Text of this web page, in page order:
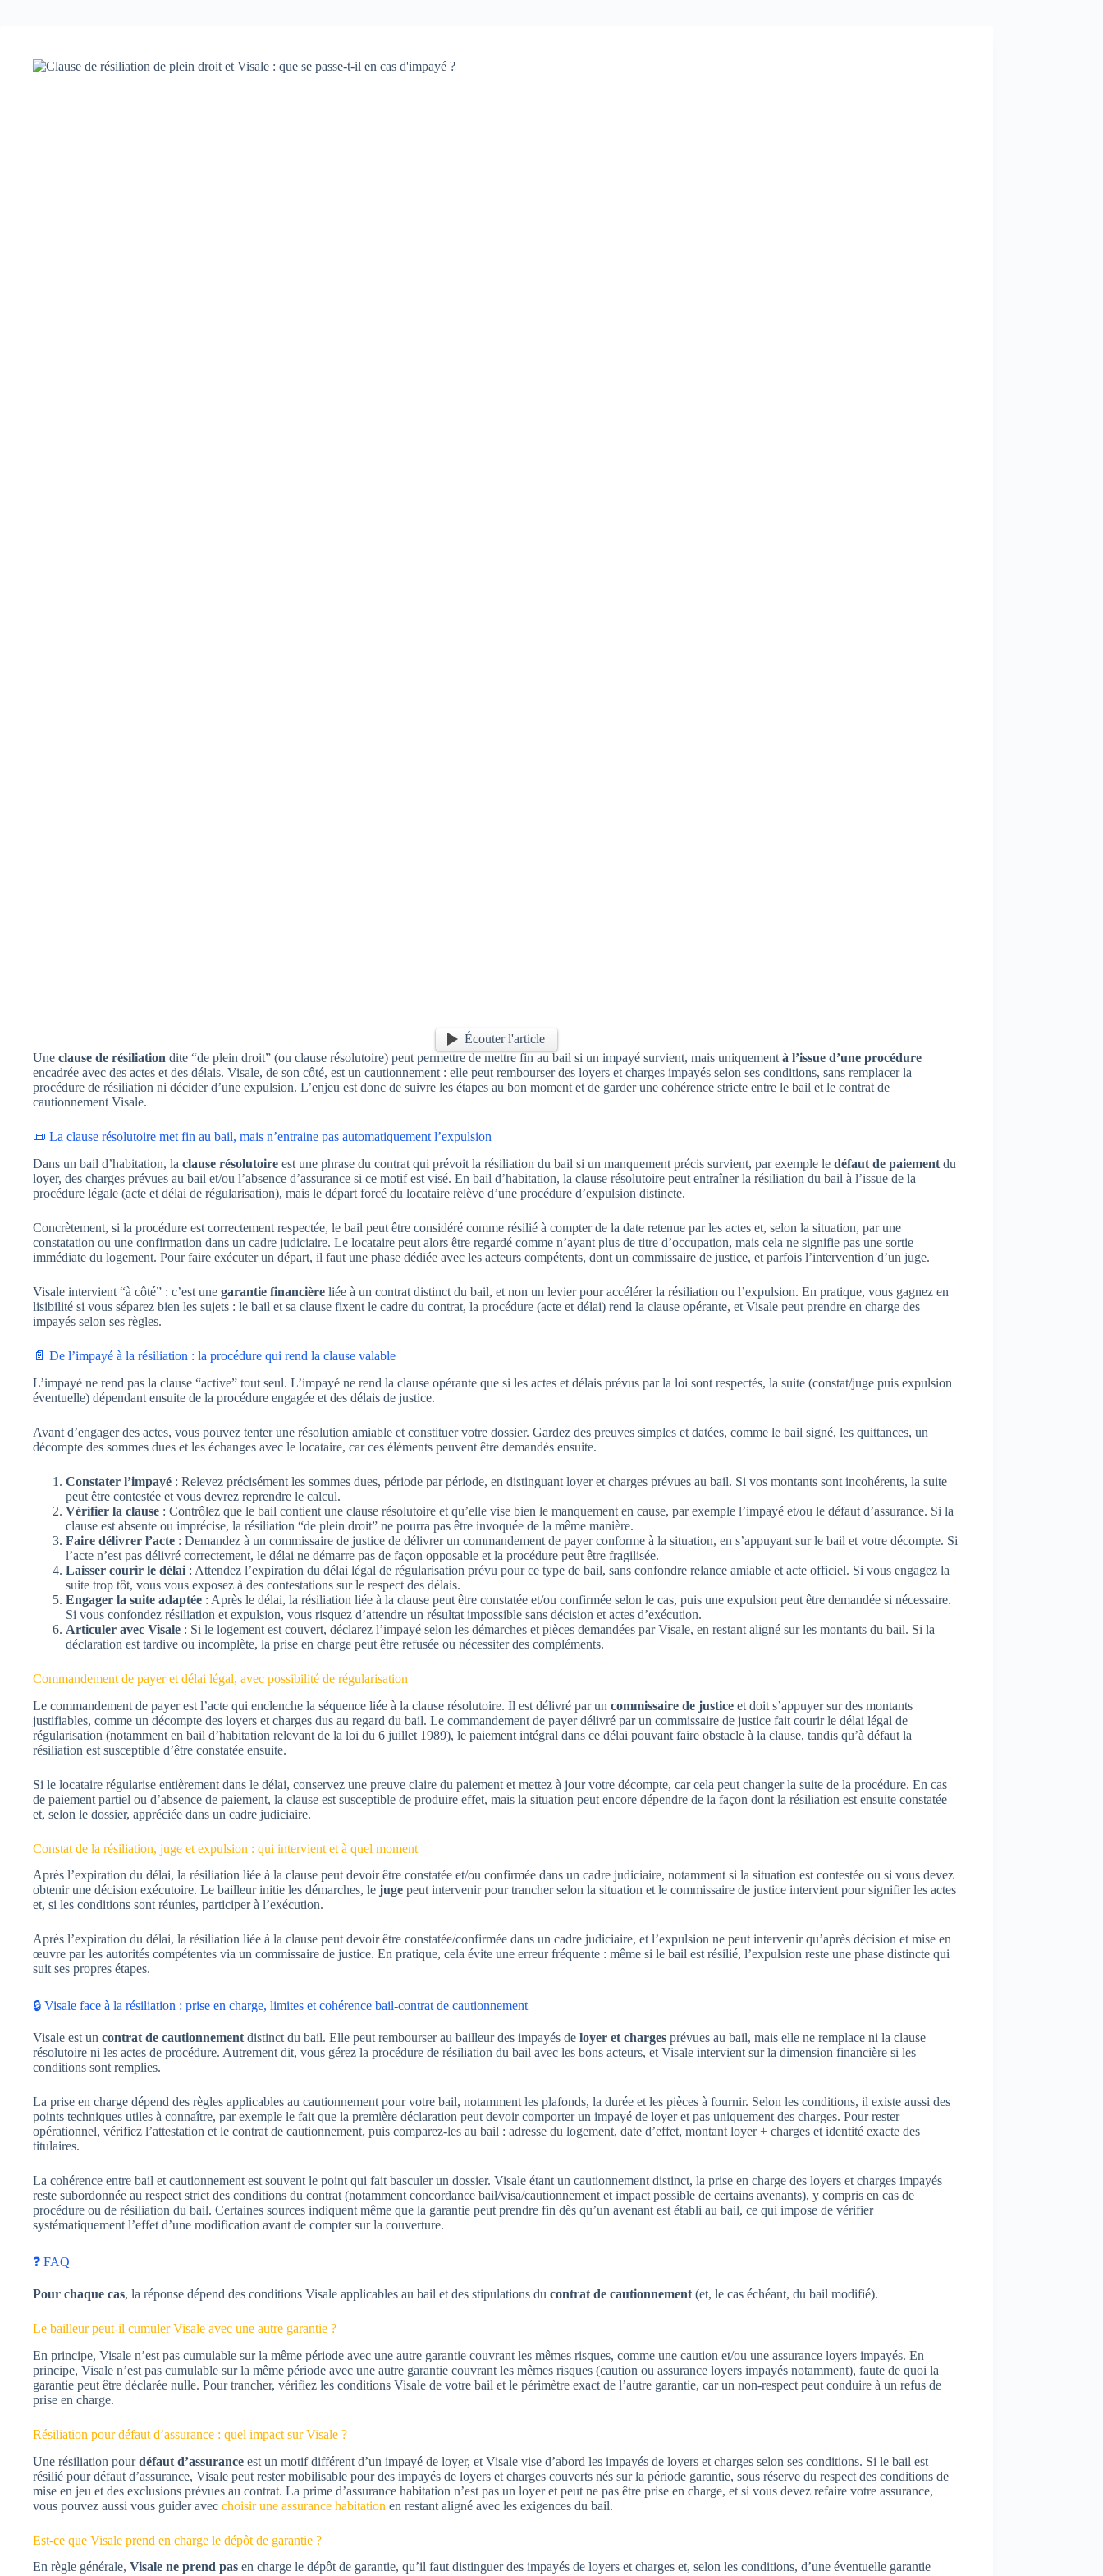
Écouter l'article
Une clause de résiliation dite “de plein droit” (ou clause résolutoire) peut permettre de mettre fin au bail si un impayé survient, mais uniquement à l’issue d’une procédure
encadrée avec des actes et des délais. Visale, de son côté, est un cautionnement : elle peut rembourser des loyers et charges impayés selon ses conditions, sans remplacer la
procédure de résiliation ni décider d’une expulsion. L’enjeu est donc de suivre les étapes au bon moment et de garder une cohérence stricte entre le bail et le contrat de
cautionnement Visale.
📜 La clause résolutoire met fin au bail, mais n’entraine pas automatiquement l’expulsion
Dans un bail d’habitation, la clause résolutoire est une phrase du contrat qui prévoit la résiliation du bail si un manquement précis survient, par exemple le défaut de paiement du
loyer, des charges prévues au bail et/ou l’absence d’assurance si ce motif est visé. En bail d’habitation, la clause résolutoire peut entraîner la résiliation du bail à l’issue de la
procédure légale (acte et délai de régularisation), mais le départ forcé du locataire relève d’une procédure d’expulsion distincte.
Concrètement, si la procédure est correctement respectée, le bail peut être considéré comme résilié à compter de la date retenue par les actes et, selon la situation, par une
constatation ou une confirmation dans un cadre judiciaire. Le locataire peut alors être regardé comme n’ayant plus de titre d’occupation, mais cela ne signifie pas une sortie
immédiate du logement. Pour faire exécuter un départ, il faut une phase dédiée avec les acteurs compétents, dont un commissaire de justice, et parfois l’intervention d’un juge.
Visale intervient “à côté” : c’est une garantie financière liée à un contrat distinct du bail, et non un levier pour accélérer la résiliation ou l’expulsion. En pratique, vous gagnez en
lisibilité si vous séparez bien les sujets : le bail et sa clause fixent le cadre du contrat, la procédure (acte et délai) rend la clause opérante, et Visale peut prendre en charge des
impayés selon ses règles.
📄 De l’impayé à la résiliation : la procédure qui rend la clause valable
L’impayé ne rend pas la clause “active” tout seul. L’impayé ne rend la clause opérante que si les actes et délais prévus par la loi sont respectés, la suite (constat/juge puis expulsion
éventuelle) dépendant ensuite de la procédure engagée et des délais de justice.
Avant d’engager des actes, vous pouvez tenter une résolution amiable et constituer votre dossier. Gardez des preuves simples et datées, comme le bail signé, les quittances, un
décompte des sommes dues et les échanges avec le locataire, car ces éléments peuvent être demandés ensuite.
Constater l’impayé : Relevez précisément les sommes dues, période par période, en distinguant loyer et charges prévues au bail. Si vos montants sont incohérents, la suite
peut être contestée et vous devrez reprendre le calcul.
Vérifier la clause : Contrôlez que le bail contient une clause résolutoire et qu’elle vise bien le manquement en cause, par exemple l’impayé et/ou le défaut d’assurance. Si la
clause est absente ou imprécise, la résiliation “de plein droit” ne pourra pas être invoquée de la même manière.
Faire délivrer l’acte : Demandez à un commissaire de justice de délivrer un commandement de payer conforme à la situation, en s’appuyant sur le bail et votre décompte. Si
l’acte n’est pas délivré correctement, le délai ne démarre pas de façon opposable et la procédure peut être fragilisée.
Laisser courir le délai : Attendez l’expiration du délai légal de régularisation prévu pour ce type de bail, sans confondre relance amiable et acte officiel. Si vous engagez la
suite trop tôt, vous vous exposez à des contestations sur le respect des délais.
Engager la suite adaptée : Après le délai, la résiliation liée à la clause peut être constatée et/ou confirmée selon le cas, puis une expulsion peut être demandée si nécessaire.
Si vous confondez résiliation et expulsion, vous risquez d’attendre un résultat impossible sans décision et actes d’exécution.
Articuler avec Visale : Si le logement est couvert, déclarez l’impayé selon les démarches et pièces demandées par Visale, en restant aligné sur les montants du bail. Si la
déclaration est tardive ou incomplète, la prise en charge peut être refusée ou nécessiter des compléments.
Commandement de payer et délai légal, avec possibilité de régularisation
Le commandement de payer est l’acte qui enclenche la séquence liée à la clause résolutoire. Il est délivré par un commissaire de justice et doit s’appuyer sur des montants
justifiables, comme un décompte des loyers et charges dus au regard du bail. Le commandement de payer délivré par un commissaire de justice fait courir le délai légal de
régularisation (notamment en bail d’habitation relevant de la loi du 6 juillet 1989), le paiement intégral dans ce délai pouvant faire obstacle à la clause, tandis qu’à défaut la
résiliation est susceptible d’être constatée ensuite.
Si le locataire régularise entièrement dans le délai, conservez une preuve claire du paiement et mettez à jour votre décompte, car cela peut changer la suite de la procédure. En cas
de paiement partiel ou d’absence de paiement, la clause est susceptible de produire effet, mais la situation peut encore dépendre de la façon dont la résiliation est ensuite constatée
et, selon le dossier, appréciée dans un cadre judiciaire.
Constat de la résiliation, juge et expulsion : qui intervient et à quel moment
Après l’expiration du délai, la résiliation liée à la clause peut devoir être constatée et/ou confirmée dans un cadre judiciaire, notamment si la situation est contestée ou si vous devez
obtenir une décision exécutoire. Le bailleur initie les démarches, le juge peut intervenir pour trancher selon la situation et le commissaire de justice intervient pour signifier les actes
et, si les conditions sont réunies, participer à l’exécution.
Après l’expiration du délai, la résiliation liée à la clause peut devoir être constatée/confirmée dans un cadre judiciaire, et l’expulsion ne peut intervenir qu’après décision et mise en
œuvre par les autorités compétentes via un commissaire de justice. En pratique, cela évite une erreur fréquente : même si le bail est résilié, l’expulsion reste une phase distincte qui
suit ses propres étapes.
🔒 Visale face à la résiliation : prise en charge, limites et cohérence bail-contrat de cautionnement
Visale est un contrat de cautionnement distinct du bail. Elle peut rembourser au bailleur des impayés de loyer et charges prévues au bail, mais elle ne remplace ni la clause
résolutoire ni les actes de procédure. Autrement dit, vous gérez la procédure de résiliation du bail avec les bons acteurs, et Visale intervient sur la dimension financière si les
conditions sont remplies.
La prise en charge dépend des règles applicables au cautionnement pour votre bail, notamment les plafonds, la durée et les pièces à fournir. Selon les conditions, il existe aussi des
points techniques utiles à connaître, par exemple le fait que la première déclaration peut devoir comporter un impayé de loyer et pas uniquement des charges. Pour rester
opérationnel, vérifiez l’attestation et le contrat de cautionnement, puis comparez-les au bail : adresse du logement, date d’effet, montant loyer + charges et identité exacte des
titulaires.
La cohérence entre bail et cautionnement est souvent le point qui fait basculer un dossier. Visale étant un cautionnement distinct, la prise en charge des loyers et charges impayés
reste subordonnée au respect strict des conditions du contrat (notamment concordance bail/visa/cautionnement et impact possible de certains avenants), y compris en cas de
procédure ou de résiliation du bail. Certaines sources indiquent même que la garantie peut prendre fin dès qu’un avenant est établi au bail, ce qui impose de vérifier
systématiquement l’effet d’une modification avant de compter sur la couverture.
❓ FAQ
Pour chaque cas, la réponse dépend des conditions Visale applicables au bail et des stipulations du contrat de cautionnement (et, le cas échéant, du bail modifié).
Le bailleur peut-il cumuler Visale avec une autre garantie ?
En principe, Visale n’est pas cumulable sur la même période avec une autre garantie couvrant les mêmes risques, comme une caution et/ou une assurance loyers impayés. En
principe, Visale n’est pas cumulable sur la même période avec une autre garantie couvrant les mêmes risques (caution ou assurance loyers impayés notamment), faute de quoi la
garantie peut être déclarée nulle. Pour trancher, vérifiez les conditions Visale de votre bail et le périmètre exact de l’autre garantie, car un non-respect peut conduire à un refus de
prise en charge.
Résiliation pour défaut d’assurance : quel impact sur Visale ?
Une résiliation pourdéfaut d’assurance est un motif différent d’un impayé de loyer, et Visale vise d’abord les impayés de loyers et charges selon ses conditions. Si le bail est
résilié pour défaut d’assurance, Visale peut rester mobilisable pour des impayés de loyers et charges couverts nés sur la période garantie, sous réserve du respect des conditions de
mise en jeu et des exclusions prévues au contrat. La prime d’assurance habitation n’est pas un loyer et peut ne pas être prise en charge, et si vous devez refaire votre assurance,
vous pouvez aussi vous guider avec choisir une assurance habitation en restant aligné avec les exigences du bail.
Est-ce que Visale prend en charge le dépôt de garantie ?
En règle générale, Visale ne prend pas en charge le dépôt de garantie, qu’il faut distinguer des impayés de loyers et charges et, selon les conditions, d’une éventuelle garantie